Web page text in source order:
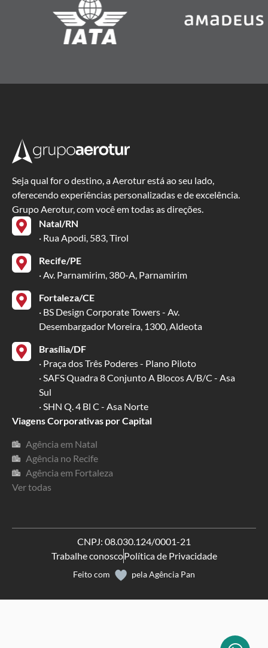
Seja qual for o destino, a Aerotur está ao seu lado,
oferecendo experiências personalizadas e de excelência.
Grupo Aerotur, com você em todas as direções.
Natal/RN
· Rua Apodi, 583, Tirol
Recife/PE
· Av. Parnamirim, 380-A, Parnamirim
Fortaleza/CE
· BS Design Corporate Towers - Av.
Desembargador Moreira, 1300, Aldeota
Brasília/DF
· Praça dos Três Poderes - Plano Piloto
· SAFS Quadra 8 Conjunto A Blocos A/B/C - Asa
Sul
· SHN Q. 4 Bl C - Asa Norte
Viagens Corporativas por Capital
Agência em Natal
Agência no Recife
Agência em Fortaleza
Ver todas
Feito com pelaAgência Pan
CNPJ: 08.030.124/0001-21
Trabalhe conoscoPolítica de Privacidade